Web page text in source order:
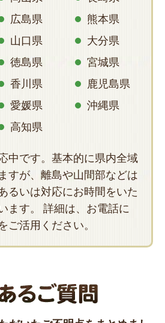
広島県
山口県
徳島県
香川県
愛媛県
高知県
熊本県
大分県
宮城県
鹿児島県
沖縄県
中です。基本的に県内全域
すが、離島や山間部などは
るいは対応にお時間をいた
ます。 詳細は、お電話に
ご活用ください。